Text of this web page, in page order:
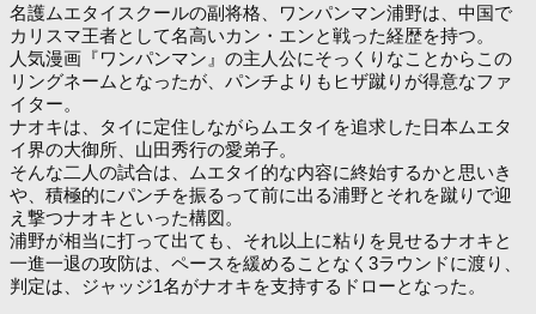
名護ムエタイスクールの副将格、ワンパンマン浦野は、中国で
カリスマ王者として名高いカン・エンと戦った経歴を持つ。
人気漫画『ワンパンマン』の主人公にそっくりなことからこの
リングネームとなったが、パンチよりもヒザ蹴りが得意なファ
イター。
ナオキは、タイに定住しながらムエタイを追求した日本ムエタ
イ界の大御所、山田秀行の愛弟子。
そんな二人の試合は、ムエタイ的な内容に終始するかと思いき
や、積極的にパンチを振るって前に出る浦野とそれを蹴りで迎
え撃つナオキといった構図。
浦野が相当に打って出ても、それ以上に粘りを見せるナオキと
一進一退の攻防は、ペースを緩めることなく3ラウンドに渡り、
判定は、ジャッジ1名がナオキを支持するドローとなった。